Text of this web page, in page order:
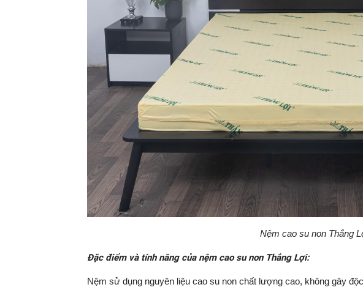
Nệm cao su non Thắng
Đặc điểm và tính năng của nệm cao su non Thắng Lợi:
Nệm sử dụng nguyên liệu cao su non chất lượng cao, không gây